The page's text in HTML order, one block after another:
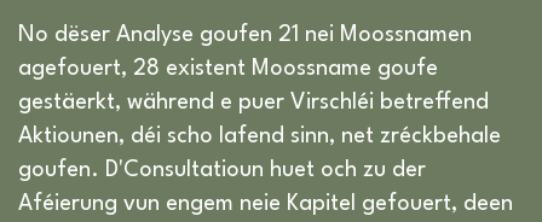
No dëser Analyse goufen 21 nei Moossnamen
agefouert, 28 existent Moossname goufe
gestäerkt, während e puer Virschléi betreffend
Aktiounen, déi scho lafend sinn, net zréckbehale
goufen. D'Consultatioun huet och zu der
Aféierung vun engem neie Kapitel gefouert, deen